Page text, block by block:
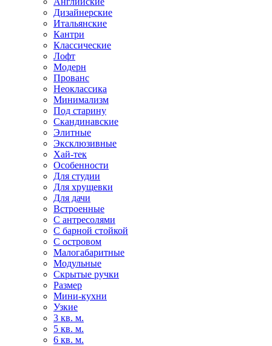
Дизайнерские
Итальянские
Кантри
Классические
Лофт
Модерн
Прованс
Неоклассика
Минимализм
Под старину
Скандинавские
Элитные
Эксклюзивные
Хай-тек
Особенности
Для студии
Для хрущевки
Для дачи
Встроенные
С антресолями
С барной стойкой
С островом
Малогабаритные
Модульные
Скрытые ручки
Размер
Мини-кухни
Узкие
3 кв. м.
5 кв. м.
6 кв. м.